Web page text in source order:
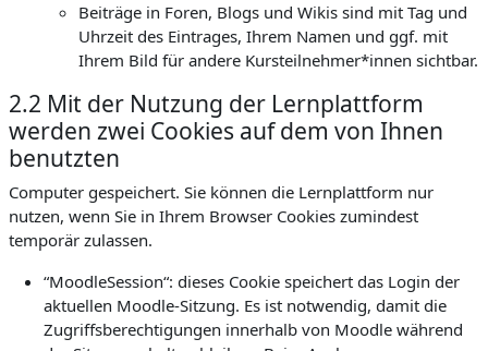
Beiträge in Foren, Blogs und Wikis sind mit Tag und
Uhrzeit des Eintrages, Ihrem Namen und ggf. mit
Ihrem Bild für andere Kursteilnehmer*innen sichtbar.
2.2 Mit der Nutzung der Lernplattform
werden zwei Cookies auf dem von Ihnen
benutzten
Computer gespeichert. Sie können die Lernplattform nur
nutzen, wenn Sie in Ihrem Browser Cookies zumindest
temporär zulassen.
“MoodleSession“: dieses Cookie speichert das Login der
aktuellen Moodle-Sitzung. Es ist notwendig, damit die
Zugriffsberechtigungen innerhalb von Moodle während